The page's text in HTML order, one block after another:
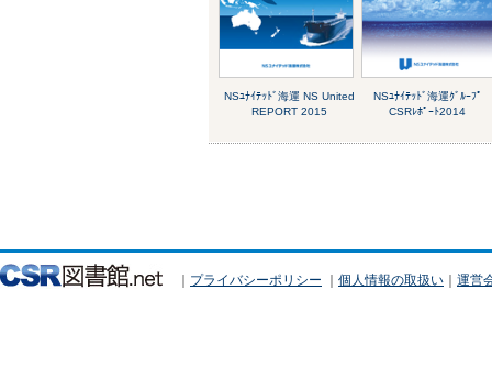
NSﾕﾅｲﾃｯﾄﾞ海運 NS United
REPORT 2015
NSﾕﾅｲﾃｯﾄﾞ海運ｸﾞﾙｰﾌﾟ
CSRﾚﾎﾟｰﾄ2014
｜ プライバシーポリシー ｜ 個人情報の取扱い ｜ 運営